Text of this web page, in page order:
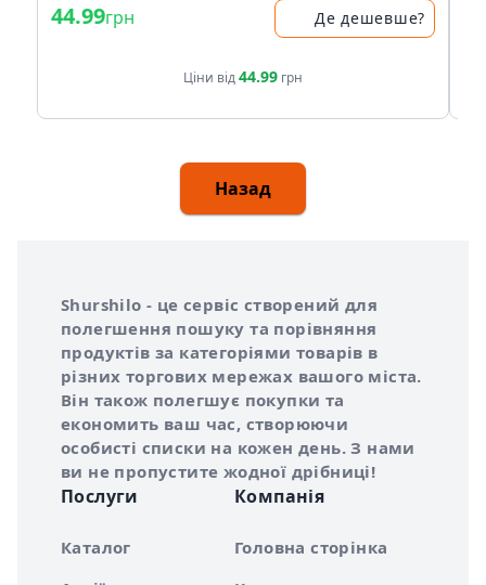
44.99грн Де дешевше?
Ціни від44.99 грн
Назад
Про сервіс Shurshilo
Shurshilo - це сервіс створений для
полегшення пошуку та порівняння
продуктів за категоріями товарів в
різних торгових мережах вашого міста.
Він також полегшує покупки та
економить ваш час, створюючи
особисті списки на кожен день. З нами
ви не пропустите жодної дрібниці!
Послуги
Каталог
Компанія
Головна сторінка